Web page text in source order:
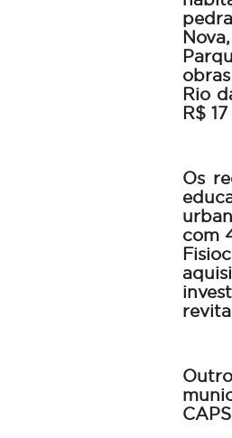
Rio
R$
Os
com